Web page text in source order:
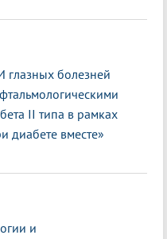
болезней
II типа в рамках
диабете вместе»
и